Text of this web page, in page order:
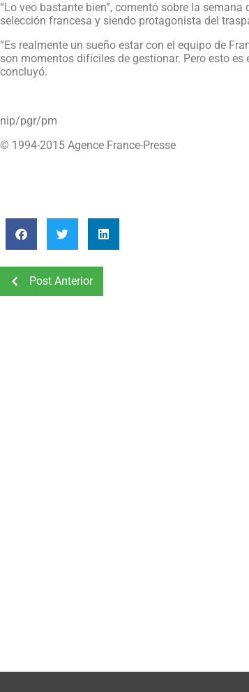
“Lo veo bastante bien”, comentó sobre la
selección francesa y siendo protagonista del
“Es realmente un sueño estar con el equipo de
son momentos difíciles de gestionar. Pero esto
concluyó.
nip/pgr/pm
© 1994-2015 Agence France-Presse
Post Anterior